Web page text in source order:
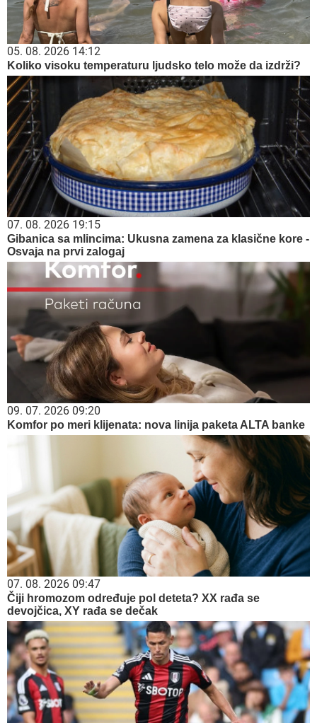
05. 08. 2026 14:12
Koliko visoku temperaturu ljudsko telo može da izdrži?
07. 08. 2026 19:15
Gibanica sa mlincima: Ukusna zamena za klasične kore -
Osvaja na prvi zalogaj
09. 07. 2026 09:20
Komfor po meri klijenata: nova linija paketa ALTA banke
07. 08. 2026 09:47
Čiji hromozom određuje pol deteta? XX rađa se
devojčica, XY rađa se dečak